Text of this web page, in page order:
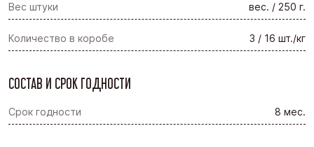
Вес штуки вес. / 250 г.
Количество в коробе 3 / 16 шт./кг
СОСТАВ И СРОК ГОДНОСТИ
Срок годности 8 мес.